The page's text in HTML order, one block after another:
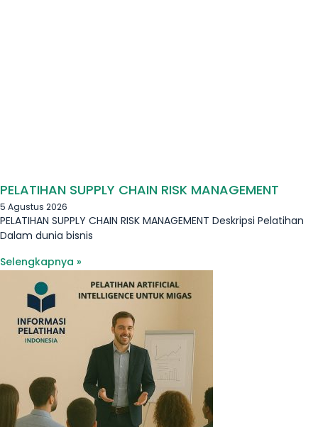
PELATIHAN SUPPLY CHAIN RISK MANAGEMENT
5 Agustus 2026
PELATIHAN SUPPLY CHAIN RISK MANAGEMENT Deskripsi Pelatihan
Dalam dunia bisnis
Selengkapnya »